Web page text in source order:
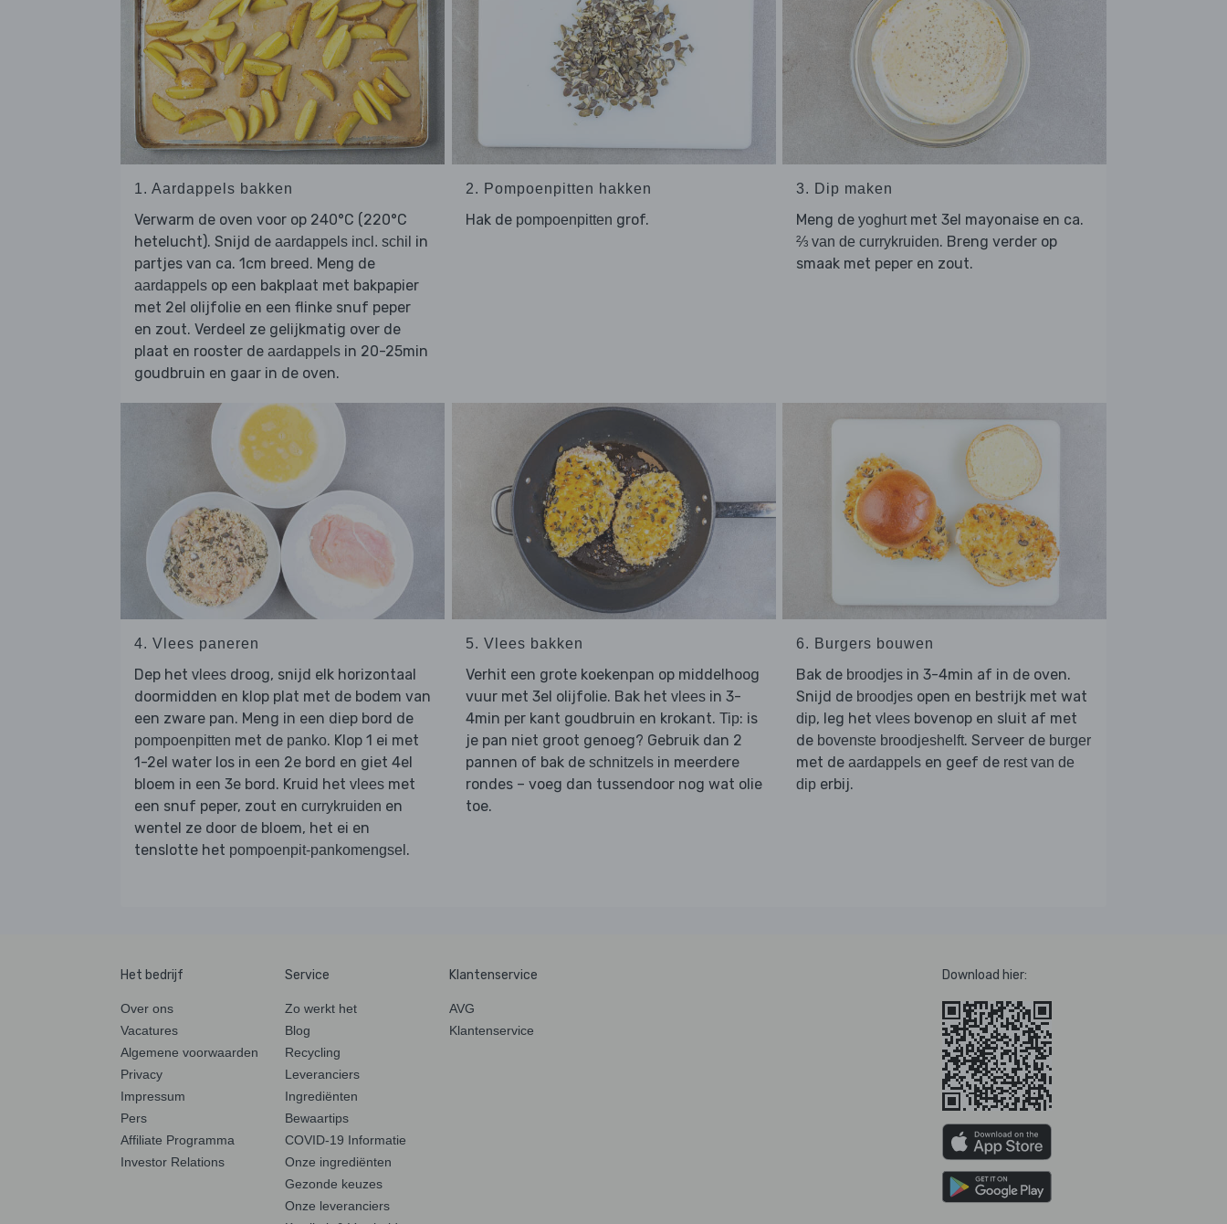
1. Aardappels bakken
Verwarm de oven voor op 240°C (220°C
hetelucht). Snijd de aardappels incl. schil in
partjes van ca. 1cm breed. Meng de
aardappels op een bakplaat met bakpapier
met 2el olijfolie en een flinke snuf peper
en zout. Verdeel ze gelijkmatig over de
plaat en rooster de aardappels in 20-25min
goudbruin en gaar in de oven.
2. Pompoenpitten hakken
Hak de pompoenpitten grof.
3. Dip maken
Meng de yoghurtmet 3el mayonaise en ca.
⅔ van de currykruiden. Breng verder op
smaak met peper en zout.
4. Vlees paneren
Dep het vlees droog, snijd elk horizontaal
doormidden en klop plat met de bodem van
een zware pan. Meng in een diep bord de
pompoenpitten met de panko. Klop 1 ei met
1-2el water los in een 2e bord en giet 4el
bloem in een 3e bord. Kruid het vlees met
een snuf peper, zout en currykruiden en
wentel ze door de bloem, het ei en
tenslotte het pompoenpit-pankomengsel .
5. Vlees bakken
Verhit een grote koekenpan op middelhoog
vuur met 3el olijfolie. Bak het vleesin 3-
4min per kant goudbruin en krokant. Tip: is
je pan niet groot genoeg? Gebruik dan 2
pannen of bak de schnitzelsin meerdere
rondes – voeg dan tussendoor nog wat olie
toe.
6. Burgers bouwen
Bak de broodjes in 3-4min af in de oven.
Snijd de broodjes open en bestrijk met wat
dip, leg het vlees bovenop en sluit af met
de bovenste broodjeshelft. Serveer de burger
met de aardappels en geef de rest van de
dip erbij.
Het bedrijf
Over ons
Vacatures
Algemene voorwaarden
Privacy
Impressum
Pers
Affiliate Programma
Investor Relations
Service
Zo werkt het
Blog
Recycling
Leveranciers
Ingrediënten
Bewaartips
COVID-19 Informatie
Onze ingrediënten
Gezonde keuzes
Onze leveranciers
Klantenservice
AVG
Klantenservice
Download hier: